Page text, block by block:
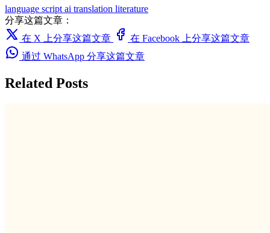
language script ai translation literature
分享这篇文章：
在 X 上分享这篇文章
在 Facebook 上分享这篇文章
通过 WhatsApp 分享这篇文章
Related Posts